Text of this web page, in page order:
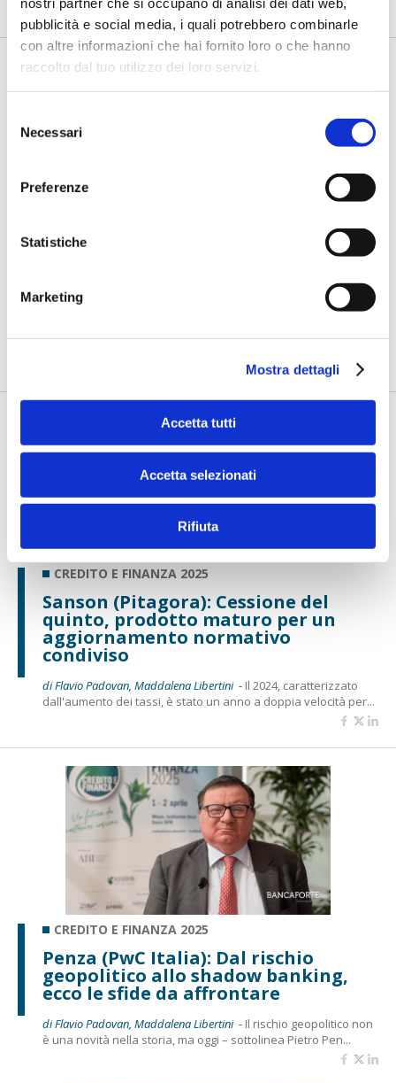
pubblicità e social media, i quali potrebbero combinarle
con altre informazioni che hai fornito loro o che hanno
raccolto dal tuo utilizzo dei loro servizi.
delNecessari
Preferenze
Statistiche
Marketing
Mostra dettagli
Accetta tutti
Accetta selezionati
Rifiuta
Cuniberti (Habacus): Prestito
In Italia il prestito
CREDITO E FINANZA 2025
Sanson (Pitagora): Cessione del
quinto, prodotto maturo per un
aggiornamento normativo
condiviso
di Flavio Padovan, Maddalena Libertini - Il 2024, caratterizzato
dall'aumento dei tassi, è stato un anno a doppia velocità per...
CREDITO E FINANZA 2025
Penza (PwC Italia): Dal rischio
geopolitico allo shadow banking,
ecco le sfide da affrontare
di Flavio Padovan, Maddalena Libertini - Il rischio geopolitico non
è una novità nella storia, ma oggi – sottolinea Pietro Pen...